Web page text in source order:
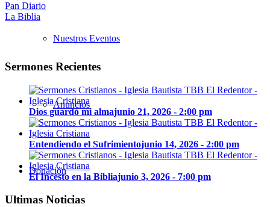
Nuestros Eventos
Anuncios
Donación
Pan Diario
La Biblia
Sermones Recientes
Dios guardó mi almajunio 21, 2026 - 2:00 pm
Entendiendo el Sufrimientojunio 14, 2026 - 2:00 pm
El Incesto en la Bibliajunio 3, 2026 - 7:00 pm
Ultimas Noticias